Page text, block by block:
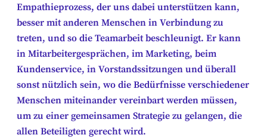
Empathieprozess, der uns dabei unterstützen kann,
besser mit anderen Menschen in Verbindung zu
treten, und so die Teamarbeit beschleunigt. Er kann
in Mitarbeitergesprächen, im Marketing, beim
Kundenservice, in Vorstandssitzungen und überall
sonst nützlich sein, wo die Bedürfnisse verschiedener
Menschen miteinander vereinbart werden müssen,
um zu einer gemeinsamen Strategie zu gelangen, die
allen Beteiligten gerecht wird.